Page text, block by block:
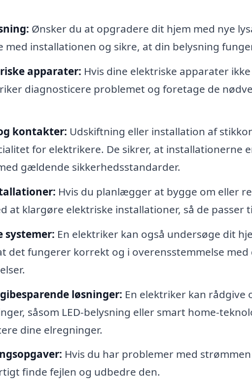
Ønsker du at opgradere dit hjem med nye
installationen og sikre, at din belysning
apparater: Hvis dine elektriske apparater
diagnosticere problemet og foretage de
kontakter: Udskiftning eller installation af
for elektrikere. De sikrer, at installationerne
gældende sikkerhedsstandarder.
Hvis du planlægger at bygge om eller
at klargøre elektriske installationer, så de passer
systemer: En elektriker kan også undersøge dit
det fungerer korrekt og i overensstemmelse med
løsninger: En elektriker kan rådgive
såsom LED-belysning eller smart home-
dine elregninger.
Hvis du har problemer med
finde fejlen og udbedre den.